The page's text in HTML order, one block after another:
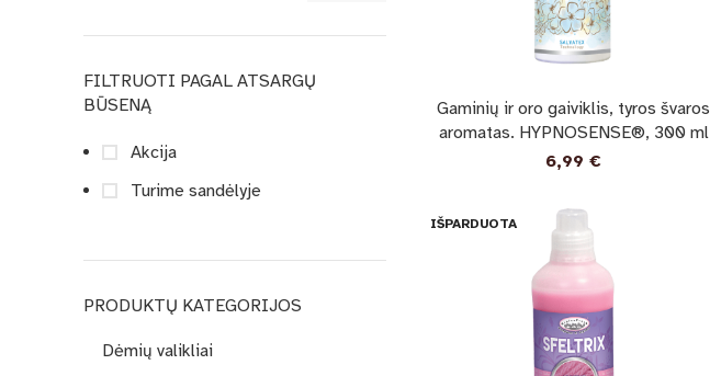
FILTRUOTI PAGAL ATSARGŲ
BŪSENĄ
Akcija
Turime sandėlyje
PRODUKTŲ KATEGORIJOS
Dėmių valikliai
Gaminių ir oro gaiviklis, tyros švaros
aromatas. HYPNOSENSE®, 300 ml
6,99€
IŠPARDUOTA